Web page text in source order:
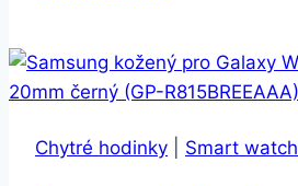
černé/bílé
(HWA01-
All-
Chytré hodinky Smart watch